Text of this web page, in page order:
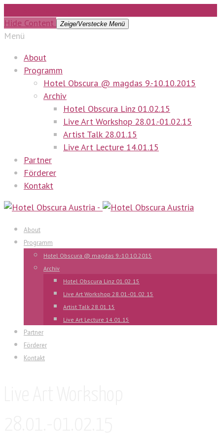
Hide Content
Zeige/Verstecke Menü
Menü
About
Programm
Hotel Obscura @ magdas 9.-10.10.2015
Archiv
Hotel Obscura Linz 01.02.15
Live Art Workshop 28.01.-01.02.15
Artist Talk 28.01.15
Live Art Lecture 14.01.15
Partner
Förderer
Kontakt
About
Programm
Hotel Obscura @ magdas 9.-10.10.2015
Archiv
Hotel Obscura Linz 01.02.15
Live Art Workshop 28.01.-01.02.15
Artist Talk 28.01.15
Live Art Lecture 14.01.15
Partner
Förderer
Kontakt